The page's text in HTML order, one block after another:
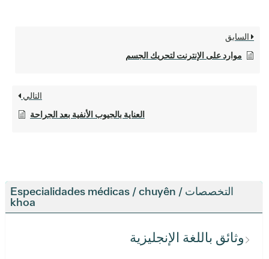
التخصصات / Especialidades médicas / chuyên
khoa
وثائق باللغة الإنجليزية
السابق
موارد على الإنترنت لتحريك الجسم
التالي
العناية بالجيوب الأنفية بعد الجراحة